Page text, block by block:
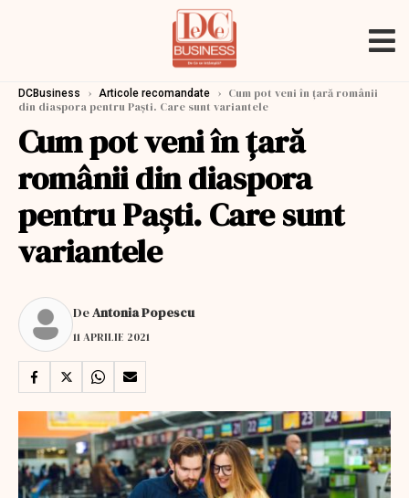
DCBusiness › Articole recomandate › Cum pot veni în ţară românii
din diaspora pentru Paşti. Care sunt variantele
Cum pot veni în ţară
românii din diaspora
pentru Paşti. Care sunt
variantele
DeAntonia Popescu
11 APRILIE 2021